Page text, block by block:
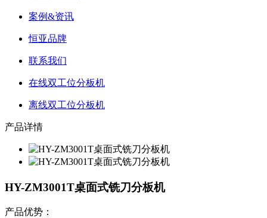
案例&资讯
恒亚品牌
联系我们
在线双工位分板机
离线双工位分板机
产品详情
HY-ZM3001T桌面式铣刀分板机
产品优势：